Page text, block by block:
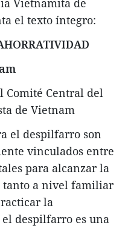
Vietnamita de
el texto íntegro:
Comité Central del
de Vietnam
el despilfarro son
vinculados entre
para alcanzar la
tanto a nivel familiar
la
despilfarro es una